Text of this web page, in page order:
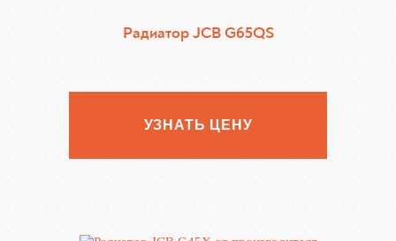
Радиатор JCB G65QS
УЗНАТЬ ЦЕНУ